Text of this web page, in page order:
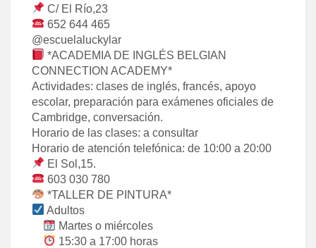
C/ El Río,23
652 644 465
@escuelaluckylar
*ACADEMIA DE INGLÉS BELGIAN
CONNECTION ACADEMY*
Actividades: clases de inglés, francés, apoyo
escolar, preparación para exámenes oficiales de
Cambridge, conversación.
Horario de las clases: a consultar
Horario de atención telefónica: de 10:00 a 20:00
El Sol,15.
603 030 780
*TALLER DE PINTURA*
Adultos
Martes o miércoles
15:30 a 17:00 horas